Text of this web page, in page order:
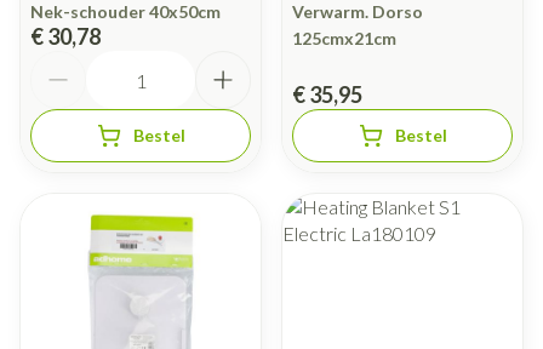
Nek-schouder 40x50cm
€ 30,78
Bestel
Verwarm. Dorso
125cmx21cm
€ 35,95
Bestel